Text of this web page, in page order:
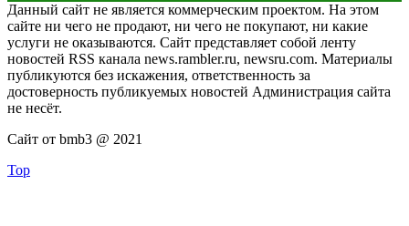
Данный сайт не является коммерческим проектом. На этом
сайте ни чего не продают, ни чего не покупают, ни какие
услуги не оказываются. Сайт представляет собой ленту
новостей RSS канала news.rambler.ru, newsru.com. Материалы
публикуются без искажения, ответственность за
достоверность публикуемых новостей Администрация сайта
не несёт.
Сайт от bmb3 @ 2021
Top